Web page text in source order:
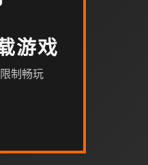
游戏
制畅玩